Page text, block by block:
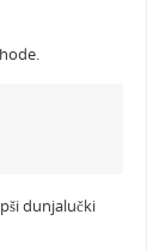
dunjalučki